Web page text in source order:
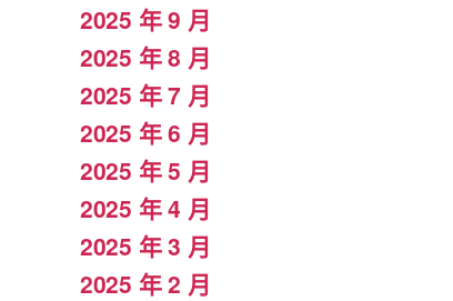
2025 年 9 月
2025 年 8 月
2025 年 7 月
2025 年 6 月
2025 年 5 月
2025 年 4 月
2025 年 3 月
2025 年 2 月